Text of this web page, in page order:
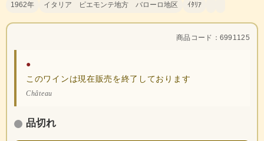
1962年 イタリア ピエモンテ地方 バローロ地区 ｲﾀﾘｱ
商品コード：6991125
●
このワインは現在販売を終了しております
Château
品切れ